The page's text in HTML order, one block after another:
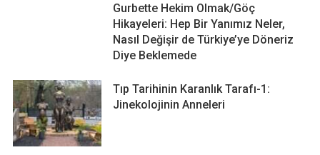
Gurbette Hekim Olmak/Göç
Hikayeleri: Hep Bir Yanımız Neler,
Nasıl Değişir de Türkiye’ye Döneriz
Diye Beklemede
Tıp Tarihinin Karanlık Tarafı-1:
Jinekolojinin Anneleri